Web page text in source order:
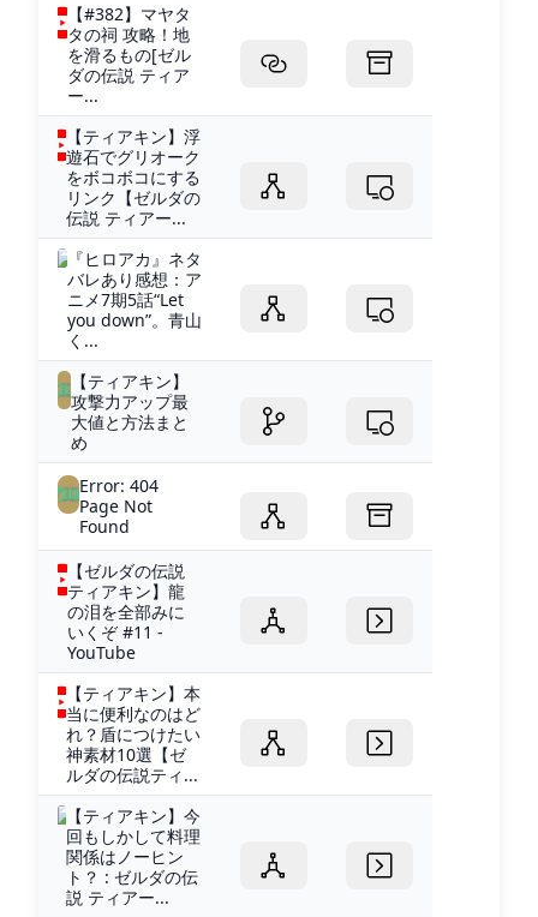
【#382】マヤタ
タの祠 攻略！地
を滑るもの[ゼル
ダの伝説 ティア
ー...
【ティアキン】浮
遊石でグリオーク
をボコボコにする
リンク【ゼルダの
伝説 ティアー...
『ヒロアカ』ネタ
バレあり感想：ア
ニメ7期5話“Let
you down”。青山
く...
【ティアキン】
攻撃力アップ最
大値と方法まと
め
Error: 404
Page Not
Found
【ゼルダの伝説
ティアキン】龍
の泪を全部みに
いくぞ #11 -
YouTube
【ティアキン】本
当に便利なのはど
れ？盾につけたい
神素材10選【ゼ
ルダの伝説ティ...
【ティアキン】今
回もしかして料理
関係はノーヒン
ト？ : ゼルダの伝
説 ティアー...